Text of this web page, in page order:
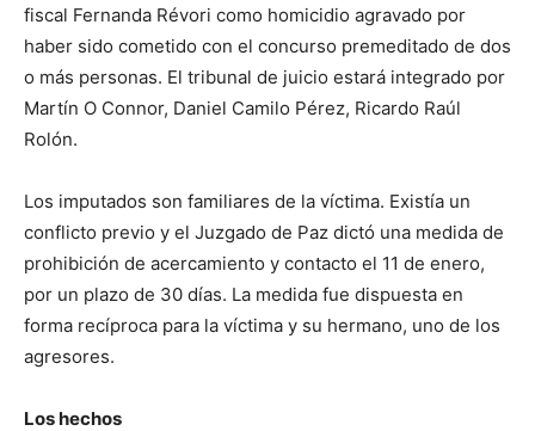
fiscal Fernanda Révori como homicidio agravado por
haber sido cometido con el concurso premeditado de dos
o más personas. El tribunal de juicio estará integrado por
Martín O Connor, Daniel Camilo Pérez, Ricardo Raúl
Rolón.
Los imputados son familiares de la víctima. Existía un
conflicto previo y el Juzgado de Paz dictó una medida de
prohibición de acercamiento y contacto el 11 de enero,
por un plazo de 30 días. La medida fue dispuesta en
forma recíproca para la víctima y su hermano, uno de los
agresores.
Los hechos